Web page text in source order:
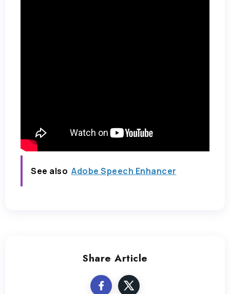
See also Adobe Speech Enhancer
Share Article